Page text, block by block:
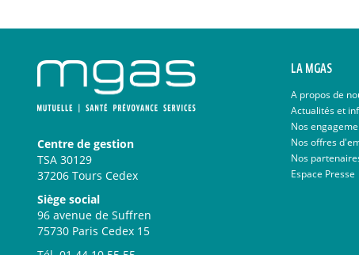
Centre de gestion
TSA 30129
37206 Tours Cedex
Siège social
96 avenue de Suffren
75730 Paris Cedex 15
LA MGAS
A propos de
Actualités et
Nos
Nos offres
Nos
Espace Presse